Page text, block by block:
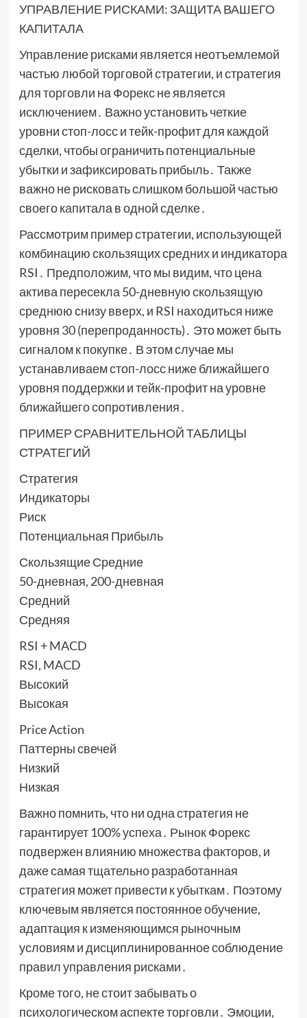
УПРАВЛЕНИЕ РИСКАМИ: ЗАЩИТА ВАШЕГО
КАПИТАЛА
Управление рисками является неотъемлемой
частью любой торговой стратегии, и стратегия
для торговли на Форекс не является
исключением․ Важно установить четкие
уровни стоп-лосс и тейк-профит для каждой
сделки, чтобы ограничить потенциальные
убытки и зафиксировать прибыль․ Также
важно не рисковать слишком большой частью
своего капитала в одной сделке․
Рассмотрим пример стратегии, использующей
комбинацию скользящих средних и индикатора
RSI․ Предположим, что мы видим, что цена
актива пересекла 50-дневную скользящую
среднюю снизу вверх, и RSI находиться ниже
уровня 30 (перепроданность)․ Это может быть
сигналом к покупке․ В этом случае мы
устанавливаем стоп-лосс ниже ближайшего
уровня поддержки и тейк-профит на уровне
ближайшего сопротивления․
ПРИМЕР СРАВНИТЕЛЬНОЙ ТАБЛИЦЫ
СТРАТЕГИЙ
Стратегия
Индикаторы
Риск
Потенциальная Прибыль
Скользящие Средние
50-дневная, 200-дневная
Средний
Средняя
RSI + MACD
RSI, MACD
Высокий
Высокая
Price Action
Паттерны свечей
Низкий
Низкая
Важно помнить, что ни одна стратегия не
гарантирует 100% успеха․ Рынок Форекс
подвержен влиянию множества факторов, и
даже самая тщательно разработанная
стратегия может привести к убыткам․ Поэтому
ключевым является постоянное обучение,
адаптация к изменяющимся рыночным
условиям и дисциплинированное соблюдение
правил управления рисками․
Кроме того, не стоит забывать о
психологическом аспекте торговли․ Эмоции,